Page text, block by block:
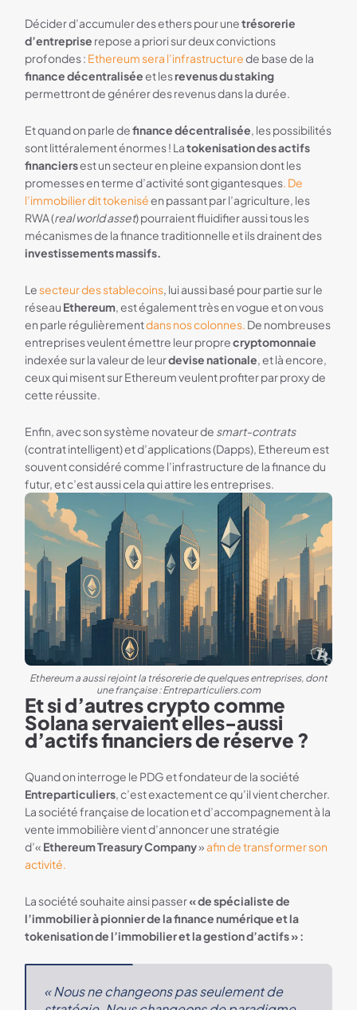
Décider d’accumuler des ethers pour unetrésorerie
d’entreprise repose a priori sur deux convictions
profondes : Ethereum sera l’infrastructurede base de la
finance décentraliséeet lesrevenus du staking
permettront de générer des revenus dans la durée.
Et quand on parle definance décentralisée, les possibilités
sont littéralement énormes ! Latokenisation des actifs
financiersest un secteur en pleine expansion dont les
promesses en terme d’activité sont gigantesques. De
l’immobilier dit tokeniséen passant par l’agriculture, les
RWA (real world asset) pourraient fluidifier aussi tous les
mécanismes de la finance traditionnelle et ils drainent des
investissements massifs.
Lesecteur des stablecoins, lui aussi basé pour partie sur le
réseau Ethereum, est également très en vogue et on vous
en parle régulièrementdans nos colonnes. De nombreuses
entreprises veulent émettre leur proprecryptomonnaie
indexée sur la valeur de leurdevise nationale, et là encore,
ceux qui misent sur Ethereum veulent profiter par proxy de
cette réussite.
Enfin, avec son système novateur de smart-contrats
(contrat intelligent) et d’applications (Dapps), Ethereum est
souvent considéré comme l’infrastructure de la finance du
futur, et c’est aussi cela qui attire les entreprises.
Ethereum a aussi rejoint la trésorerie de quelques entreprises, dont
une française : Entreparticuliers.com
Et si d’autres crypto comme
Solana servaient elles-aussi
d’actifs financiers de réserve ?
Quand on interroge le PDG et fondateur de la société
Entreparticuliers, c’est exactement ce qu’il vient chercher.
La société française de location et d’accompagnement à la
vente immobilière vient d’annoncer une stratégie
d’« Ethereum Treasury Company»afin de transformer son
activité.
La société souhaite ainsi passer« de spécialiste de
l’immobilier à pionnier de la finance numérique et la
tokenisation de l’immobilier et la gestion d’actifs » :
« Nous ne changeons pas seulement de